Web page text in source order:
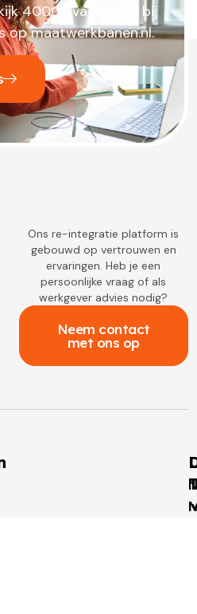
4000+ vacatures bij
op maatwerkbanen.nl.
Ons re-integratie platform is
gebouwd op vertrouwen en
ervaringen. Heb je een
persoonlijke vraag of als
werkgever advies nodig?
Neem contact
met ons op